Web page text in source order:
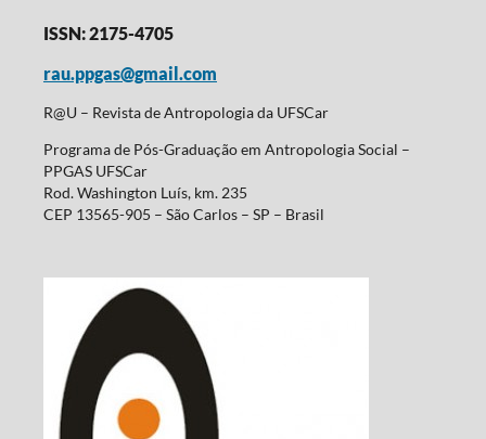
ISSN: 2175-4705
rau.ppgas@gmail.com
R@U – Revista de Antropologia da UFSCar
Programa de Pós-Graduação em Antropologia Social –
PPGAS UFSCar
Rod. Washington Luís, km. 235
CEP 13565-905 – São Carlos – SP – Brasil